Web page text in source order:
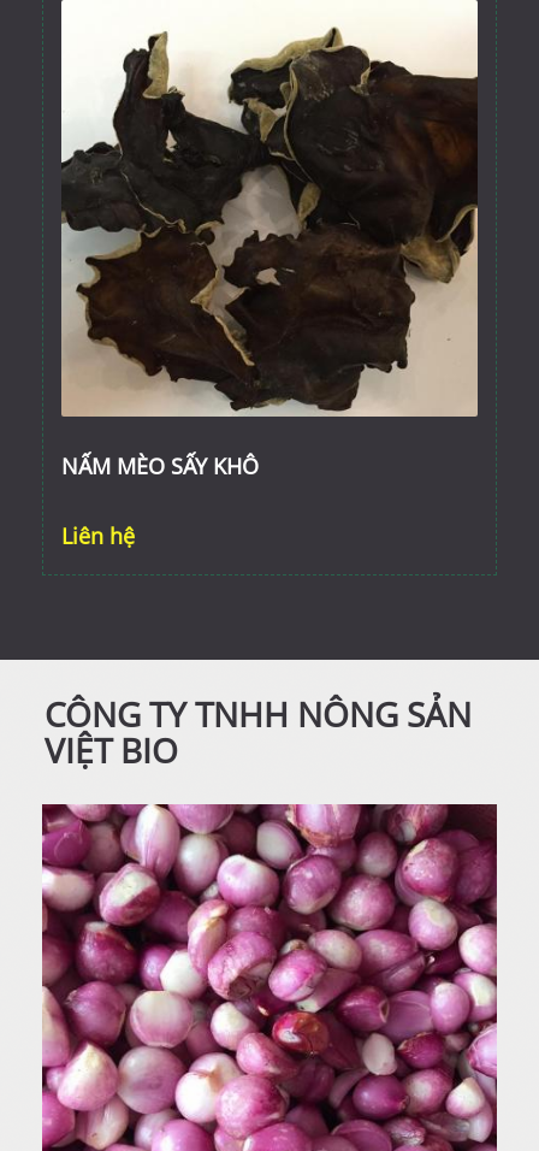
NẤM MÈO SẤY KHÔ
Liên hệ
CÔNG TY TNHH NÔNG SẢN
VIỆT BIO